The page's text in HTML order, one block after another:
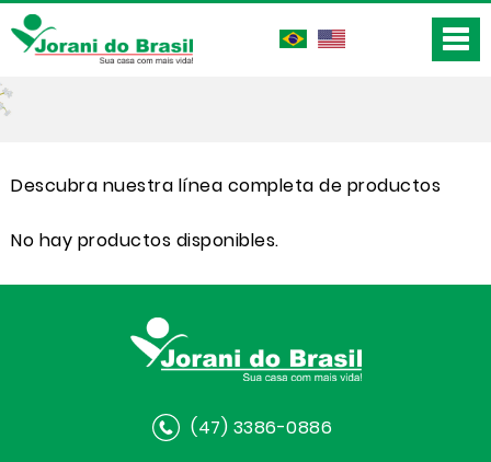
Descubra nuestra línea completa de productos
No hay productos disponibles.
(47) 3386-0886